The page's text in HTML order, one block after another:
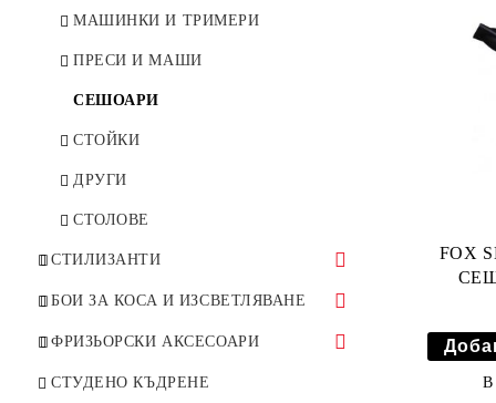
МАШИНКИ И ТРИМЕРИ
ПРЕСИ И МАШИ
СЕШОАРИ
СТОЙКИ
ДРУГИ
СТОЛОВЕ
СТИЛИЗАНТИ
ПРОДУКТИ ЗА КЪДРАВА КОСА
ЛАК ЗА КОСА
ПЯНА ЗА КОСА
БОИ ЗА КОСА И ИЗСВЕТЛЯВАНЕ
МАТИРАЩИ И ОЦВЕТЯВАЩИ
ОЦВЕТЯВАЩИ СПРЕЙОВЕ
БОЯ ЗА КОСА
ФРИЗЬОРСКИ АКСЕСОАРИ
АКСЕСОАРИ ЗА БОЯДИСВАНЕ
СТУДЕНО КЪДРЕНЕ
FOX
В